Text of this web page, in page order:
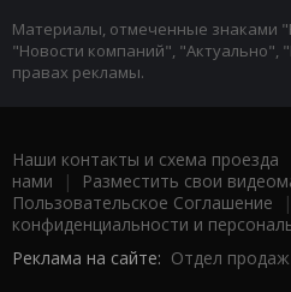
Материалы, отмеченные знаками
"Новости компаний", "Актуально",
правах рекламы.
Наши контакты и схема проезда
нами | Разместить свои
Пользовательское Соглашение |
конфиденциальности и
Реклама на сайте: Отдел